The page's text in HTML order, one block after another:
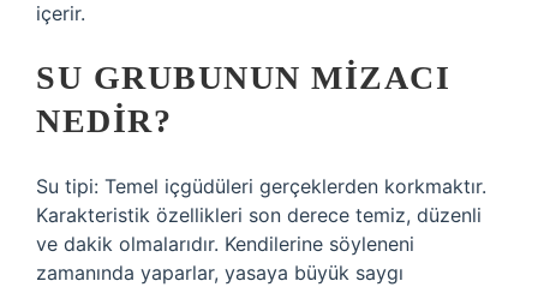
içerir.
SU GRUBUNUN MIZACI
NEDIR?
Su tipi: Temel içgüdüleri gerçeklerden korkmaktır.
Karakteristik özellikleri son derece temiz, düzenli
ve dakik olmalarıdır. Kendilerine söyleneni
zamanında yaparlar, yasaya büyük saygı